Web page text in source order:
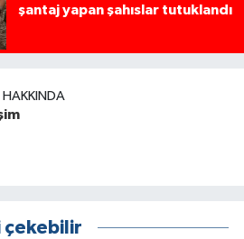
şantaj yapan şahıslar tutuklandı
HAKKINDA
çekebilir